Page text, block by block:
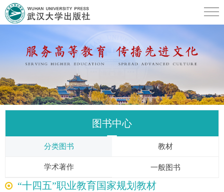
图书中心
分类图书 教材
学术著作 一般图书
“十四五”职业教育国家规划教材